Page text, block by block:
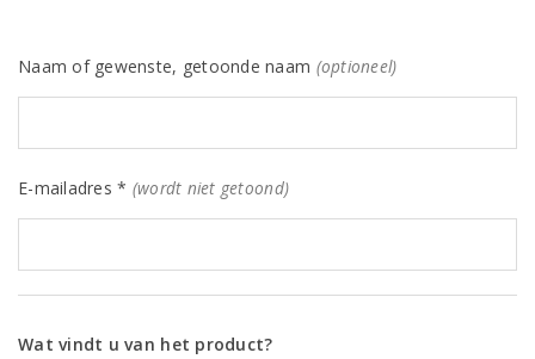
Naam of gewenste, getoonde naam (optioneel)
E-mailadres * (wordt niet getoond)
Wat vindt u van het product?